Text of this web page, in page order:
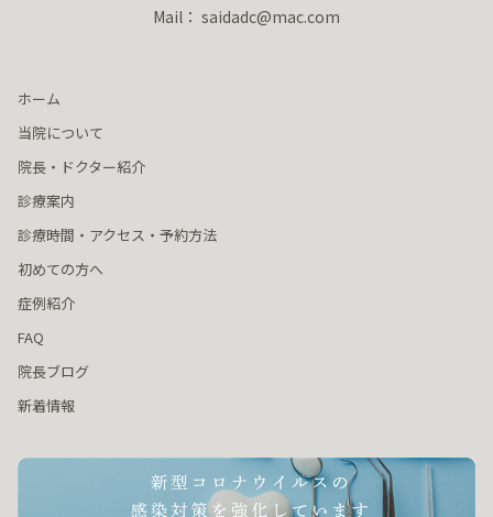
Mail： saidadc@mac.com
ホーム
当院について
院長・ドクター紹介
診療案内
診療時間・アクセス・予約方法
初めての方へ
症例紹介
FAQ
院長ブログ
新着情報